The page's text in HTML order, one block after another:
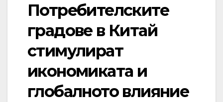
Потребителските
градове в Китай
стимулират
икономиката и
глобалното влияние